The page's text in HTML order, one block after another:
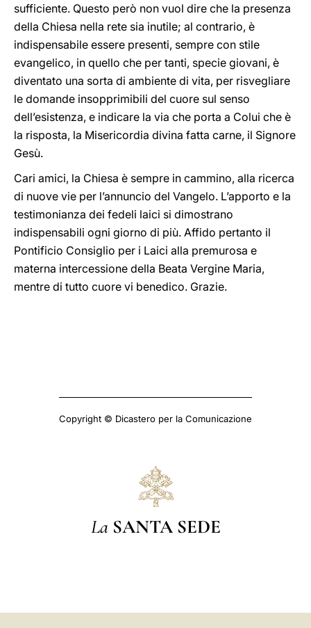
sufficiente. Questo però non vuol dire che la presenza
della Chiesa nella rete sia inutile; al contrario, è
indispensabile essere presenti, sempre con stile
evangelico, in quello che per tanti, specie giovani, è
diventato una sorta di ambiente di vita, per risvegliare
le domande insopprimibili del cuore sul senso
dell’esistenza, e indicare la via che porta a Colui che è
la risposta, la Misericordia divina fatta carne, il Signore
Gesù.
Cari amici, la Chiesa è sempre in cammino, alla ricerca
di nuove vie per l’annuncio del Vangelo. L’apporto e la
testimonianza dei fedeli laici si dimostrano
indispensabili ogni giorno di più. Affido pertanto il
Pontificio Consiglio per i Laici alla premurosa e
materna intercessione della Beata Vergine Maria,
mentre di tutto cuore vi benedico. Grazie.
Copyright © Dicastero per la Comunicazione
La SANTA SEDE